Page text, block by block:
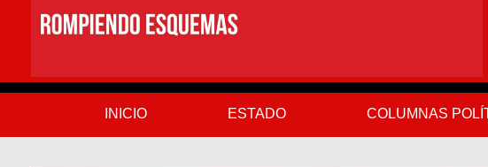
INICIO ESTADO COLUMNAS